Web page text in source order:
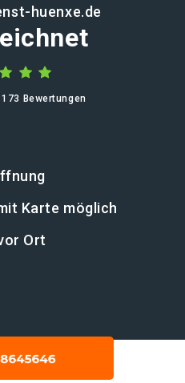
huenxe.de
Bewertungen
Karte möglich
Ort